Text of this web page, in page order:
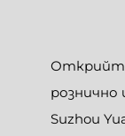
рознично
Suzhou